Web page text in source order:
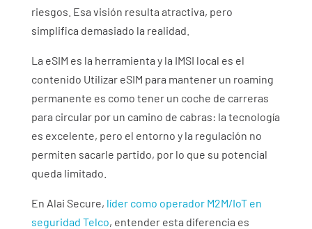
riesgos. Esa visión resulta atractiva, pero
simplifica demasiado la realidad.
La eSIM es la herramienta y la IMSI local es el
contenido Utilizar eSIM para mantener un roaming
permanente es como tener un coche de carreras
para circular por un camino de cabras: la tecnología
es excelente, pero el entorno y la regulación no
permiten sacarle partido, por lo que su potencial
queda limitado.
En Alai Secure, líder como operador M2M/IoT en
seguridad Telco, entender esta diferencia es